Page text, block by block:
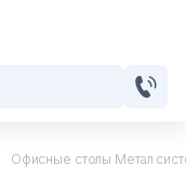
Офисные столы Метал